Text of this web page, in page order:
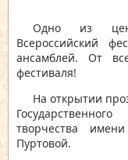
Одно из
Всероссийский
ансамблей. От
фестиваля!
На открытии
творчества
Пуртовой.